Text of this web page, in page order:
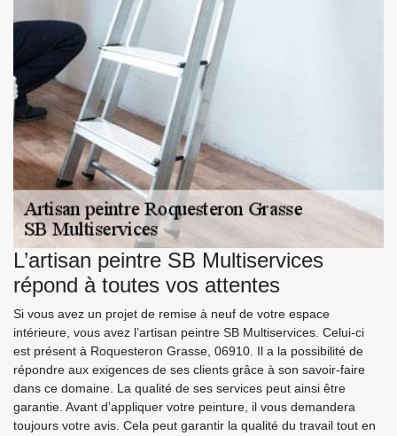
L’artisan peintre SB Multiservices
répond à toutes vos attentes
Si vous avez un projet de remise à neuf de votre espace
intérieure, vous avez l’artisan peintre SB Multiservices. Celui-ci
est présent à Roquesteron Grasse, 06910. Il a la possibilité de
répondre aux exigences de ses clients grâce à son savoir-faire
dans ce domaine. La qualité de ses services peut ainsi être
garantie. Avant d’appliquer votre peinture, il vous demandera
toujours votre avis. Cela peut garantir la qualité du travail tout en